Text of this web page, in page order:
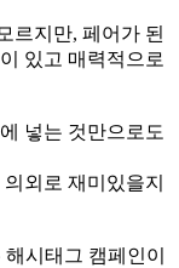
르지만, 페어가 된
있고 매력적으로
넣는 것만으로도
외로 재미있을지
시태그 캠페인이